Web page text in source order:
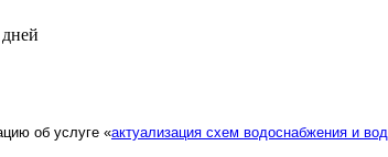
об услуге «актуализация схем водоснабжения и